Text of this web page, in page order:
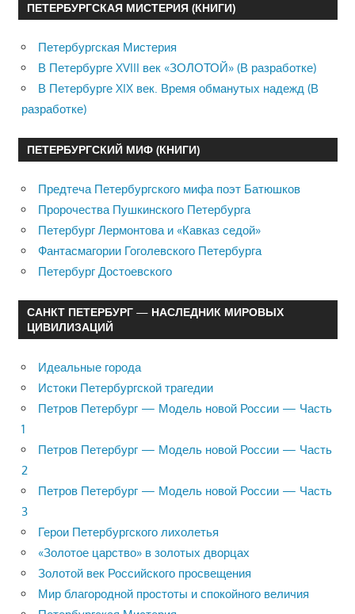
ПЕТЕРБУРГСКАЯ МИСТЕРИЯ (КНИГИ)
Петербургская Мистерия
В Петербурге XVIII век «ЗОЛОТОЙ» (В разработке)
В Петербурге XIX век. Время обманутых надежд (В
разработке)
ПЕТЕРБУРГСКИЙ МИФ (КНИГИ)
Предтеча Петербургского мифа поэт Батюшков
Пророчества Пушкинского Петербурга
Петербург Лермонтова и «Кавказ седой»
Фантасмагории Гоголевского Петербурга
Петербург Достоевского
САНКТ ПЕТЕРБУРГ — НАСЛЕДНИК МИРОВЫХ
ЦИВИЛИЗАЦИЙ
Идеальные города
Истоки Петербургской трагедии
Петров Петербург — Модель новой России — Часть
1
Петров Петербург — Модель новой России — Часть
2
Петров Петербург — Модель новой России — Часть
3
Герои Петербургского лихолетья
«Золотое царство» в золотых дворцах
Золотой век Российского просвещения
Мир благородной простоты и спокойного величия